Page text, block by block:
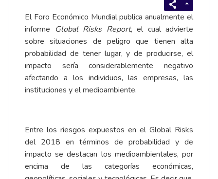
El Foro Económico Mundial publica anualmente el
informe Global Risks Report, el cual advierte
sobre situaciones de peligro que tienen alta
probabilidad de tener lugar, y de producirse, el
impacto sería considerablemente negativo
afectando a los individuos, las empresas, las
instituciones y el medioambiente.
Entre los riesgos expuestos en el Global Risks
del 2018 en términos de probabilidad y de
impacto se destacan los medioambientales, por
encima de las categorías económicas,